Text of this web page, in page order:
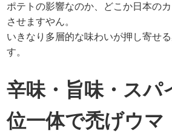
ポテトの影響なのか、どこか日本の
させますやん。
いきなり多層的な味わいが押し寄せ
す。
辛味・旨味・スパ
位一体で禿げウマ